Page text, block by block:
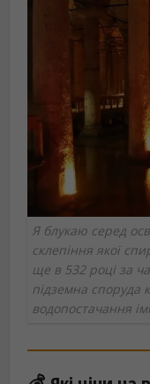
Я блукаю серед
склепіння якої
ще в 532 році за
підземна споруда
водопостачання